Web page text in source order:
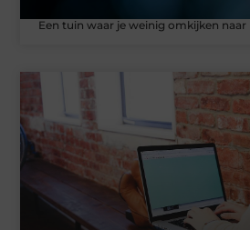
Een tuin waar je weinig omkijken naar